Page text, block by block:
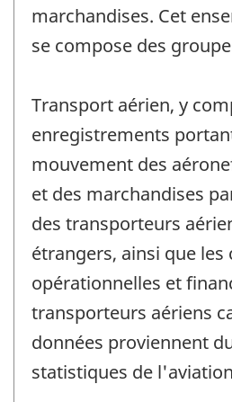
marchandises. Cet
se compose des
Transport aérien, y
enregistrements
mouvement des
et des marchandises
des transporteurs
étrangers, ainsi que
opérationnelles et
transporteurs aériens
données proviennent
statistiques de